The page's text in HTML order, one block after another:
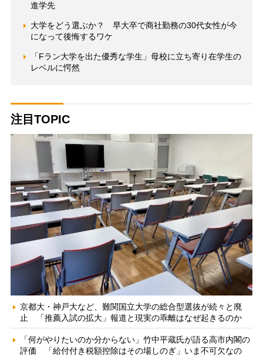
進学先
大学をどう選ぶか？ 早大卒で商社勤務の30代女性が今
になって後悔するワケ
「Fラン大学を出た優秀な学生」母校に立ち寄り在学生の
レベルに愕然
注目TOPIC
京都大・神戸大など、難関国立大学の総合型選抜が続々と廃
止 「推薦入試の拡大」報道と現実の乖離はなぜ起きるのか
「何がやりたいのか分からない」竹中平蔵氏が語る高市内閣の
評価 「給付付き税額控除はその場しのぎ」いま不可欠なの